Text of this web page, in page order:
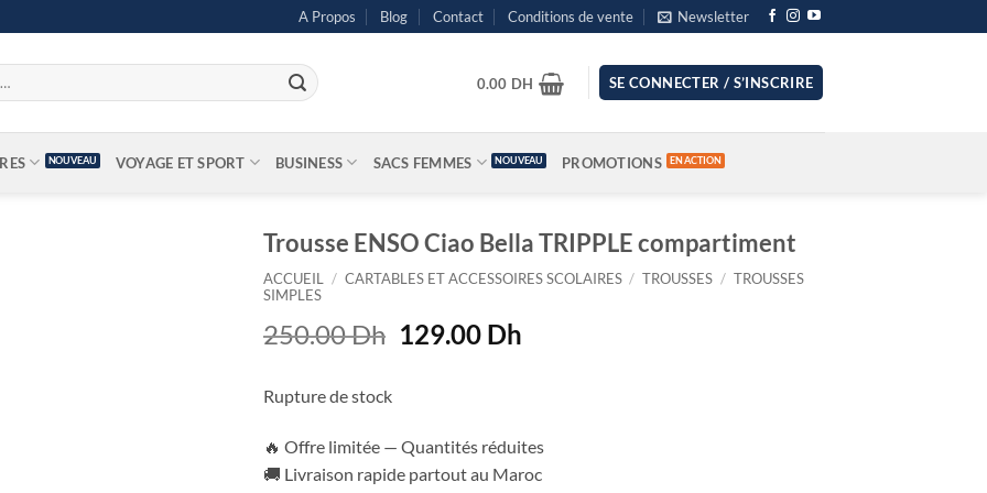
A Propos Blog Contact Conditions de vente Newsletter
0.00 DH SE CONNECTER / S’INSCRIRE
VOYAGE ET SPORT BUSINESS SACS FEMMES PROMOTIONS
Trousse ENSO Ciao Bella TRIPPLE compartiment
ACCUEIL / CARTABLES ET ACCESSOIRES SCOLAIRES / TROUSSES / TROUSSES
SIMPLES
250.00Dh Le
250.00 Dh.
129.00 Dh
129.00 Dh.
Rupture de stock
🔥 Offre limitée — Quantités réduites
🚚 Livraison rapide partout au Maroc